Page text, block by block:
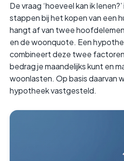
De vraag ‘hoeveel kan ik
stappen bij het kopen van een
hangt af van twee
en de woonquote. Een
combineert deze twee
bedrag je maandelijks kunt en
woonlasten. Op basis daarvan
hypotheek vastgesteld.